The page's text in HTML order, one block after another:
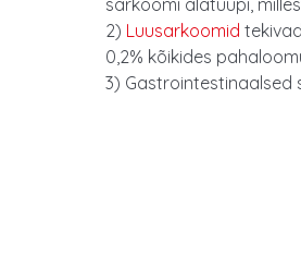
2) Luusarkoomid
0,2% kõikides
3) Gastrointestinaalsed